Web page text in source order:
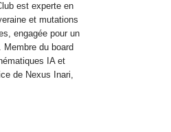
est experte en
et mutations
engagée pour un
Membre du board
IA et
de Nexus Inari,